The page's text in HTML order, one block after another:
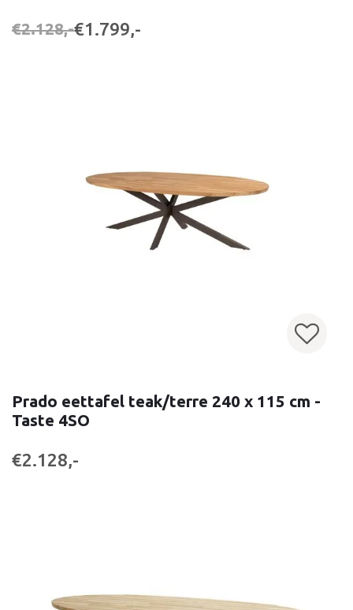
€2.128,-€1.799,-
Prado eettafel teak/terre 240 x 115 cm -
Taste 4SO
€2.128,-